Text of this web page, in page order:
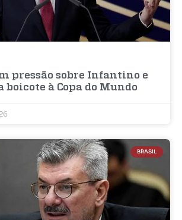
pressão sobre Infantino e
boicote à Copa do Mundo
BRASIL